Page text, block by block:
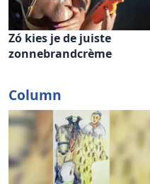
Zó kies je de juiste
zonnebrandcrème
Column